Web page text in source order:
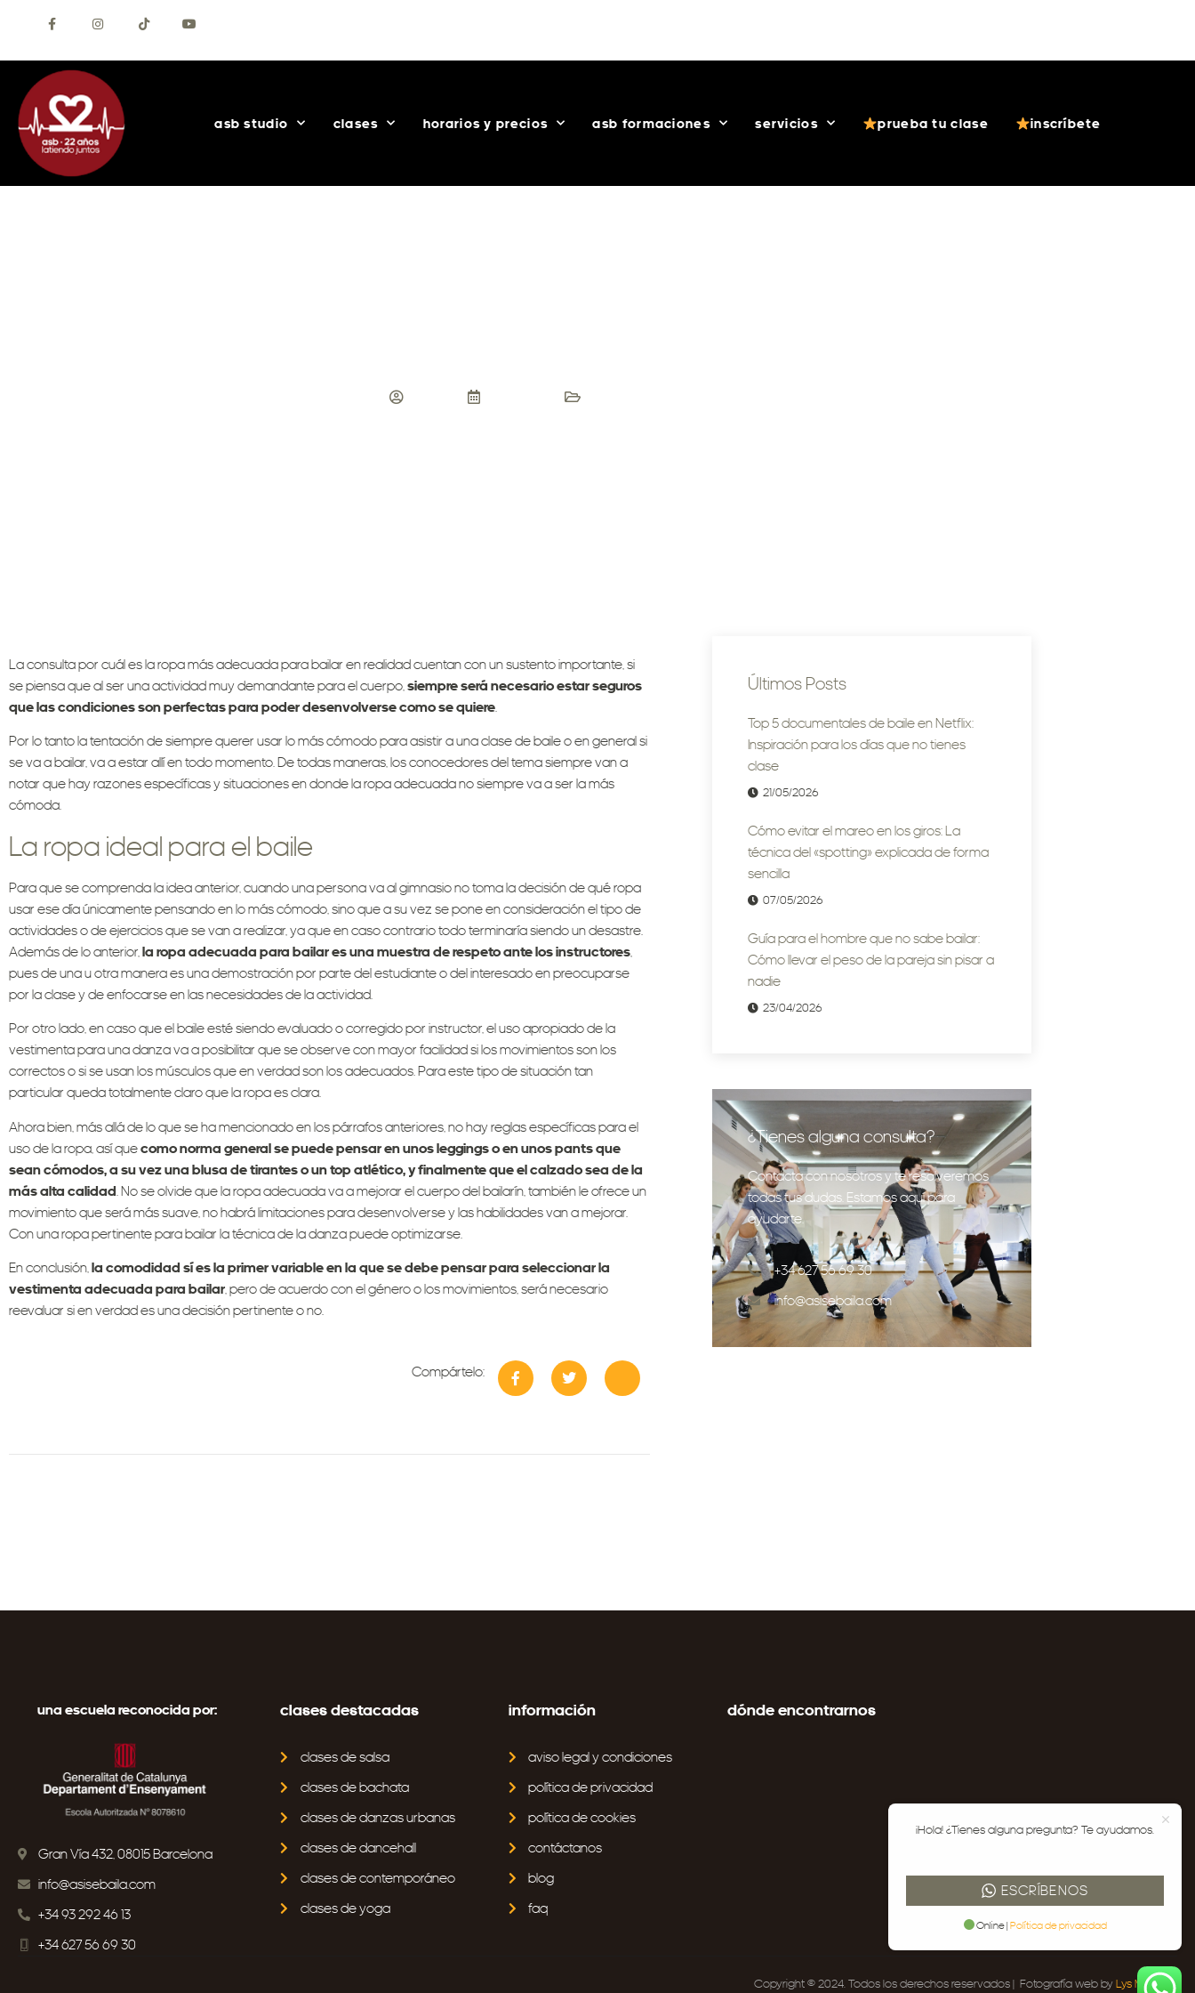
asb studio clases horarios y precios asb formaciones servicios prueba tu clase inscríbete
La consulta por cuál es la ropa más adecuada para bailar en realidad cuentan con un sustento importante, si
se piensa que al ser una actividad muy demandante para el cuerpo,siempre será necesario estar seguros
que las condiciones son perfectas para poder desenvolverse como se quiere.
Por lo tanto la tentación de siempre querer usar lo más cómodo para asistir a una clase de baile o en general si
se va a bailar, va a estar allí en todo momento. De todas maneras, los conocedores del tema siempre van a
notar que hay razones específicas y situaciones en donde la ropa adecuada no siempre va a ser la más
cómoda.
La ropa ideal para el baile
Para que se comprenda la idea anterior, cuando una persona va al gimnasio no toma la decisión de qué ropa
usar ese día únicamente pensando en lo más cómodo, sino que a su vez se pone en consideración el tipo de
actividades o de ejercicios que se van a realizar, ya que en caso contrario todo terminaría siendo un desastre.
Además de lo anterior,la ropa adecuada para bailar es una muestra de respeto ante los instructores,
pues de una u otra manera es una demostración por parte del estudiante o del interesado en preocuparse
por la clase y de enfocarse en las necesidades de la actividad.
Por otro lado, en caso que el baile esté siendo evaluado o corregido por instructor, el uso apropiado de la
vestimenta para una danza va a posibilitar que se observe con mayor facilidad si los movimientos son los
correctos o si se usan los músculos que en verdad son los adecuados. Para este tipo de situación tan
particular queda totalmente claro que la ropa es clara.
Ahora bien, más allá de lo que se ha mencionado en los párrafos anteriores, no hay reglas específicas para el
uso de la ropa, así quecomo norma general se puede pensar en unos leggings o en unos pants que
sean cómodos, a su vez una blusa de tirantes o un top atlético, y finalmente que el calzado sea de la
más alta calidad . No se olvide que la ropa adecuada va a mejorar el cuerpo del bailarín, también le ofrece un
movimiento que será más suave, no habrá limitaciones para desenvolverse y las habilidades van a mejorar.
Con una ropa pertinente para bailar la técnica de la danza puede optimizarse.
En conclusión,la comodidad sí es la primer variable en la que se debe pensar para seleccionar la
vestimenta adecuada para bailar, pero de acuerdo con el género o los movimientos, será necesario
reevaluar si en verdad es una decisión pertinente o no.
Compártelo:
Últimos Posts
Top 5 documentales de baile en Netflix:
Inspiración para los días que no tienes
clase
21/05/2026
Cómo evitar el mareo en los giros: La
técnica del «spotting» explicada de forma
sencilla
07/05/2026
Guía para el hombre que no sabe bailar:
Cómo llevar el peso de la pareja sin pisar a
nadie
23/04/2026
¿Tienes alguna consulta?
Contacta con nosotros y te resolveremos
todas tus dudas. Estamos aquí para
ayudarte.
+34 627 56 69 30
info@asisebaila.com
una escuela reconocida por:
Gran Vía 432, 08015 Barcelona
info@asisebaila.com
+34 93 292 46 13
+34 627 56 69 30
clases destacadas
clases de salsa
clases de bachata
clases de danzas urbanas
clases de dancehall
clases de contemporáneo
clases de yoga
información
aviso legal y condiciones
política de privacidad
política de cookies
contáctanos
blog
faq
dónde encontrarnos
Copyright © 2024. Todos los derechos reservados | Fotografía web byLys Moya
¡Hola! ¿Tienes alguna pregunta? Te ayudamos.
ESCRÍBENOS
Online |Política de privacidad